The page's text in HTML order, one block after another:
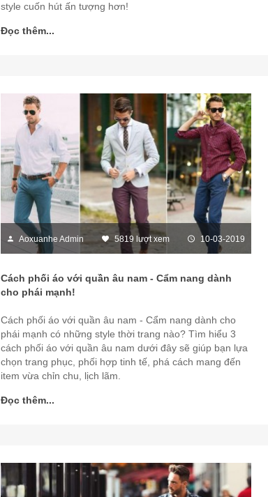
style cuốn hút ấn tượng hơn!
Đọc thêm...
Aoxuanhe Admin 5819 lượt xem 10-03-2019
Cách phối áo với quần âu nam - Cẩm nang dành
cho phái mạnh!
Cách phối áo với quần âu nam - Cẩm nang dành cho
phái mạnh có những style thời trang nào? Tìm hiểu 3
cách phối áo với quần âu nam dưới đây sẽ giúp bạn lựa
chọn trang phục, phối hợp tinh tế, phá cách mang đến
item vừa chỉn chu, lịch lãm.
Đọc thêm...